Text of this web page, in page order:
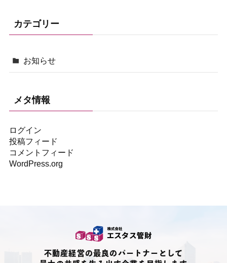
カテゴリー
お知らせ
メタ情報
ログイン
投稿フィード
コメントフィード
WordPress.org
不動産経営の最良のパートナーとして